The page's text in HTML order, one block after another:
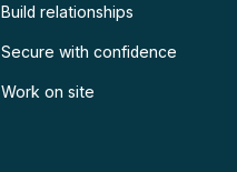
Build relationships
Secure with confidence
Work on site